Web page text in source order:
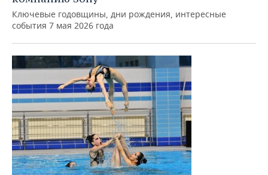
Ключевые годовщины, дни рождения, интересные
события 7 мая 2026 года